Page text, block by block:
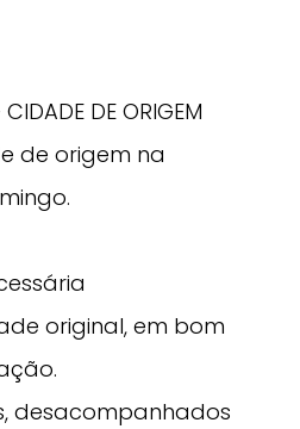
DE ORIGEM
de origem na
original, em bom
desacompanhados